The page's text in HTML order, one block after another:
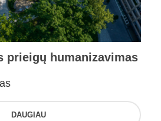
prieigų humanizavimas
DAUGIAU